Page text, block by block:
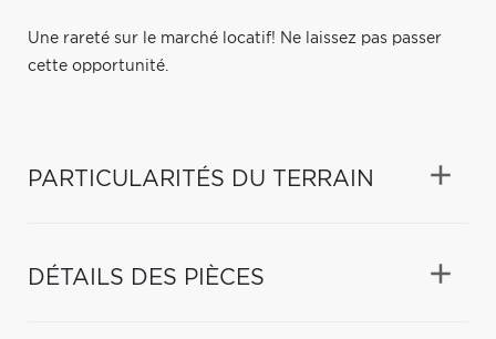
Une rareté sur le marché locatif! Ne laissez pas passer
cette opportunité.
PARTICULARITÉS DU TERRAIN
DÉTAILS DES PIÈCES